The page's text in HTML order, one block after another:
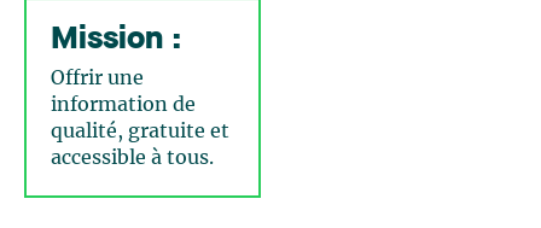
Mission :
Offrir une
information de
qualité, gratuite et
accessible à tous.